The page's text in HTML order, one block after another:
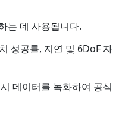
는 데 사용됩니다.
성공률, 지연 및 6DoF 자
데이터를 녹화하여 공식